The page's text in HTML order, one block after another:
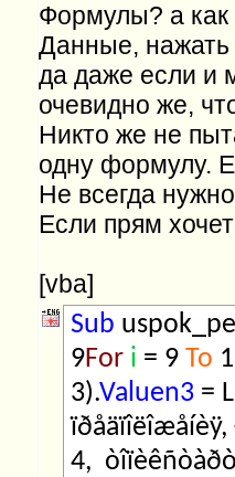
Формулы? а как
Данные, нажать
да даже если и
очевидно же,
Никто же не
одну формулу.
Не всегда
Если прям
[vba]
Sub
9For i = 9 To
3).Valuen3 =
ïðåäïîëîæåíèÿ,
4,